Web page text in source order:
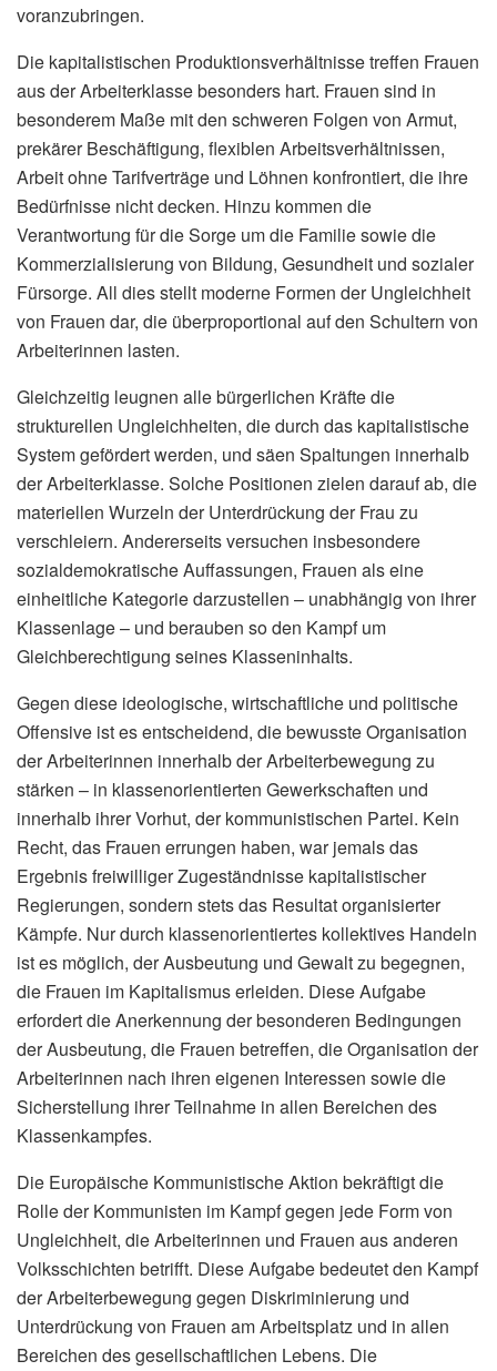
voranzubringen.
Die kapitalistischen Produktionsverhältnisse treffen Frauen
aus der Arbeiterklasse besonders hart. Frauen sind in
besonderem Maße mit den schweren Folgen von Armut,
prekärer Beschäftigung, flexiblen Arbeitsverhältnissen,
Arbeit ohne Tarifverträge und Löhnen konfrontiert, die ihre
Bedürfnisse nicht decken. Hinzu kommen die
Verantwortung für die Sorge um die Familie sowie die
Kommerzialisierung von Bildung, Gesundheit und sozialer
Fürsorge. All dies stellt moderne Formen der Ungleichheit
von Frauen dar, die überproportional auf den Schultern von
Arbeiterinnen lasten.
Gleichzeitig leugnen alle bürgerlichen Kräfte die
strukturellen Ungleichheiten, die durch das kapitalistische
System gefördert werden, und säen Spaltungen innerhalb
der Arbeiterklasse. Solche Positionen zielen darauf ab, die
materiellen Wurzeln der Unterdrückung der Frau zu
verschleiern. Andererseits versuchen insbesondere
sozialdemokratische Auffassungen, Frauen als eine
einheitliche Kategorie darzustellen – unabhängig von ihrer
Klassenlage – und berauben so den Kampf um
Gleichberechtigung seines Klasseninhalts.
Gegen diese ideologische, wirtschaftliche und politische
Offensive ist es entscheidend, die bewusste Organisation
der Arbeiterinnen innerhalb der Arbeiterbewegung zu
stärken – in klassenorientierten Gewerkschaften und
innerhalb ihrer Vorhut, der kommunistischen Partei. Kein
Recht, das Frauen errungen haben, war jemals das
Ergebnis freiwilliger Zugeständnisse kapitalistischer
Regierungen, sondern stets das Resultat organisierter
Kämpfe. Nur durch klassenorientiertes kollektives Handeln
ist es möglich, der Ausbeutung und Gewalt zu begegnen,
die Frauen im Kapitalismus erleiden. Diese Aufgabe
erfordert die Anerkennung der besonderen Bedingungen
der Ausbeutung, die Frauen betreffen, die Organisation der
Arbeiterinnen nach ihren eigenen Interessen sowie die
Sicherstellung ihrer Teilnahme in allen Bereichen des
Klassenkampfes.
Die Europäische Kommunistische Aktion bekräftigt die
Rolle der Kommunisten im Kampf gegen jede Form von
Ungleichheit, die Arbeiterinnen und Frauen aus anderen
Volksschichten betrifft. Diese Aufgabe bedeutet den Kampf
der Arbeiterbewegung gegen Diskriminierung und
Unterdrückung von Frauen am Arbeitsplatz und in allen
Bereichen des gesellschaftlichen Lebens. Die